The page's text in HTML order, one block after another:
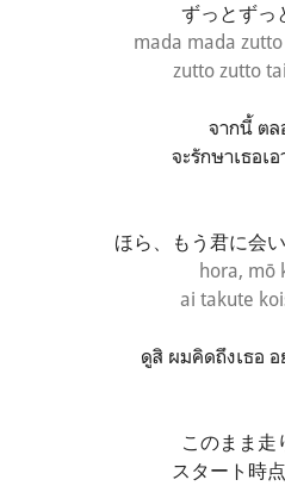
ずっとずっ
mada mada
zutto zutto
จากนี้ ตล
จะรักษาเธอเ
ほら、もう君に会
hora, mō
ai takute
ดูสิ ผมคิดถึงเธอ อ
このまま走
スタート時